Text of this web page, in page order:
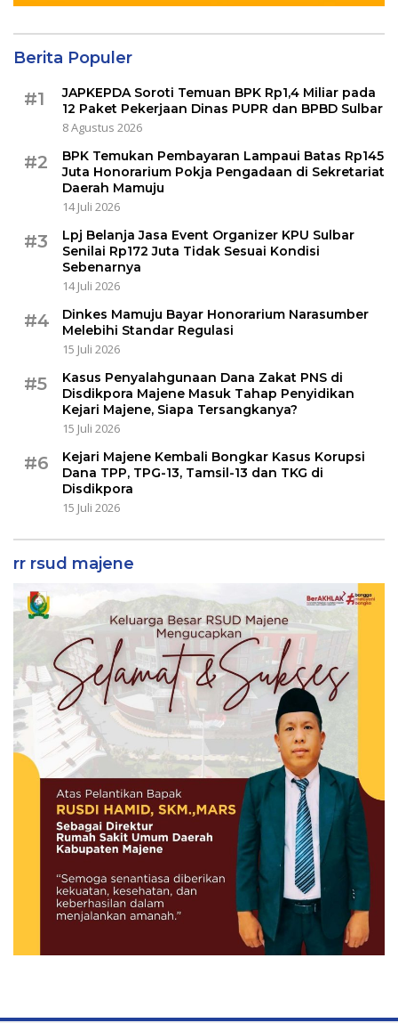
Berita Populer
#1
JAPKEPDA Soroti Temuan BPK Rp1,4 Miliar pada
12 Paket Pekerjaan Dinas PUPR dan BPBD Sulbar
8 Agustus 2026
#2
BPK Temukan Pembayaran Lampaui Batas Rp145
Juta Honorarium Pokja Pengadaan di Sekretariat
Daerah Mamuju
14 Juli 2026
#3
Lpj Belanja Jasa Event Organizer KPU Sulbar
Senilai Rp172 Juta Tidak Sesuai Kondisi
Sebenarnya
14 Juli 2026
#4
Dinkes Mamuju Bayar Honorarium Narasumber
Melebihi Standar Regulasi
15 Juli 2026
#5
Kasus Penyalahgunaan Dana Zakat PNS di
Disdikpora Majene Masuk Tahap Penyidikan
Kejari Majene, Siapa Tersangkanya?
15 Juli 2026
#6
Kejari Majene Kembali Bongkar Kasus Korupsi
Dana TPP, TPG-13, Tamsil-13 dan TKG di
Disdikpora
15 Juli 2026
rr rsud majene